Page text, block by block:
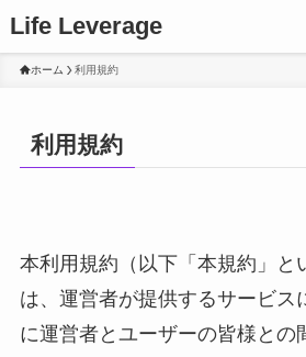
Life Leverage
ホーム 利用規約
利用規約
本利用規約（以下「本規約」と
は、運営者が提供するサービス
に運営者とユーザーの皆様との